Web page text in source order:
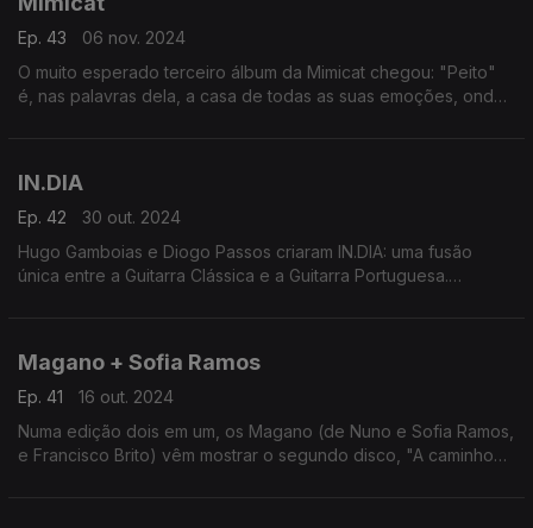
Ep. 43
06 nov. 2024
O muito esperado terceiro álbum da Mimicat chegou: "Peito"
é, nas palavras dela, a casa de todas as suas emoções, onde
IN.DIA
Ep. 42
30 out. 2024
Hugo Gamboias e Diogo Passos criaram IN.DIA: uma fusão
única entre a Guitarra Clássica e a Guitarra Portuguesa.
Magano + Sofia Ramos
Ep. 41
16 out. 2024
Numa edição dois em um, os Magano (de Nuno e Sofia Ramos,
e Francisco Brito) vêm mostrar o segundo disco, "A caminho